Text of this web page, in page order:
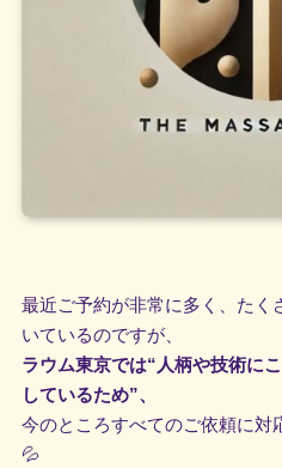
最近ご予約が非常に多く、たく
いているのですが、
ラウム東京では“人柄や技術に
しているため”、
今のところすべてのご依頼に対
💦